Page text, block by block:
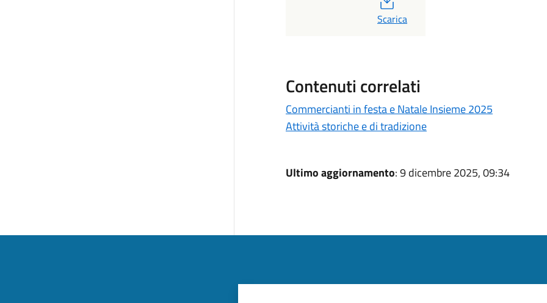
PDF
Scarica
Contenuti correlati
Commercianti in festa e Natale Insieme 2025
Attività storiche e di tradizione
Ultimo aggiornamento: 9 dicembre 2025, 09:34